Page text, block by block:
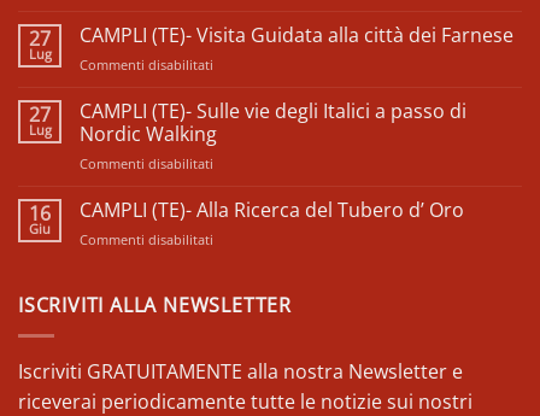
su
𝗱𝗲𝗹𝗹𝗲
𝗖𝗼𝗺𝘂𝗻𝗶𝘁à
𝗱’𝗔𝗯𝗿𝘂𝘇𝘇𝗼
–
𝗘𝗱𝗶𝘇𝗶𝗼𝗻𝗲
27
Lug
CAMPLI (TE)- Visita Guidata alla città dei Farnese
Commenti disabilitati
(TE)-
Guidata
dei
27
Lug
CAMPLI (TE)- Sulle vie degli Italici a passo di
Nordic Walking
Commenti disabilitati
(TE)-
a
Nordic
16
Giu
CAMPLI (TE)- Alla Ricerca del Tubero d’ Oro
Commenti disabilitati
Alla
Tubero
d’
Oro
ISCRIVITI ALLA NEWSLETTER
Iscriviti GRATUITAMENTE alla nostra Newsletter e
riceverai periodicamente tutte le notizie sui nostri